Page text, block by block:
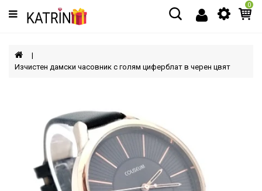
Категории
МЪЖЕ
АКСЕСОАРИ
0
Изчистен дамски часовник с голям циферблат в черен цвят